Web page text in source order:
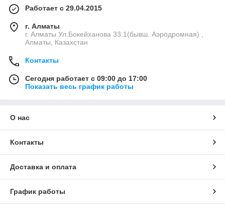
Работает с 29.04.2015
г. Алматы
г. Алматы Ул.Бокейханова 33.1(бывш. Аэродромная) ,
Алматы, Казахстан
Контакты
Сегодня работает с 09:00 до 17:00
Показать весь график работы
О нас
Контакты
Доставка и оплата
График работы